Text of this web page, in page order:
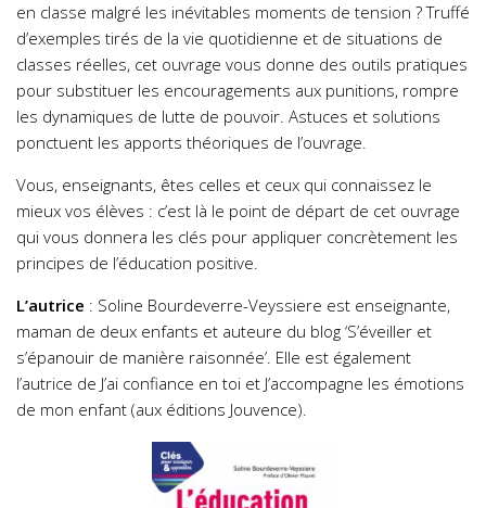
en classe malgré les inévitables moments de tension ? Truffé
d’exemples tirés de la vie quotidienne et de situations de
classes réelles, cet ouvrage vous donne des outils pratiques
pour substituer les encouragements aux punitions, rompre
les dynamiques de lutte de pouvoir. Astuces et solutions
ponctuent les apports théoriques de l’ouvrage.
Vous, enseignants, êtes celles et ceux qui connaissez le
mieux vos élèves : c’est là le point de départ de cet ouvrage
qui vous donnera les clés pour appliquer concrètement les
principes de l’éducation positive.
L’autrice : Soline Bourdeverre-Veyssiere est enseignante,
maman de deux enfants et auteure du blog ‘S’éveiller et
s’épanouir de manière raisonnée’. Elle est également
l’autrice de J’ai confiance en toi et J’accompagne les émotions
de mon enfant (aux éditions Jouvence).